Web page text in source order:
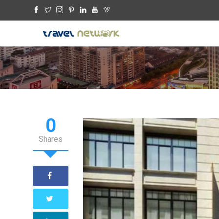
0
Shares